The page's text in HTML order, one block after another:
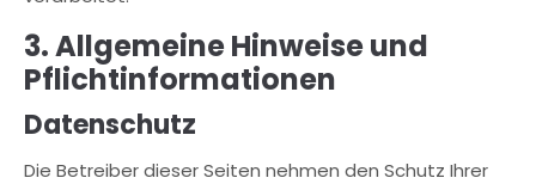
3. Allgemeine Hinweise und
Pflicht­informationen
Datenschutz
Die Betreiber dieser Seiten nehmen den Schutz Ihrer